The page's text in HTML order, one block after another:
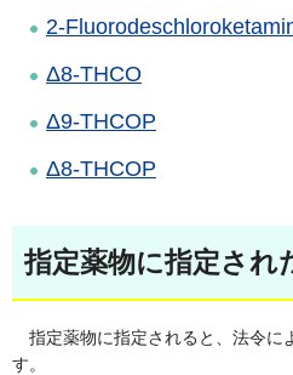
2-
Δ8-THCO
Δ9-THCOP
Δ8-THCOP
指定薬物に指定され
指定薬物に指定されると、法令に
す。